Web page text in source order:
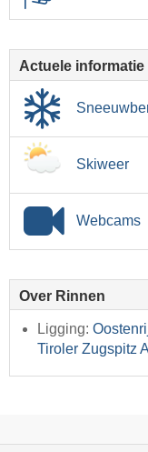
Actuele
Skiweer
Webcams
Over Rinnen
Ligging:
Tiroler Zugspitz